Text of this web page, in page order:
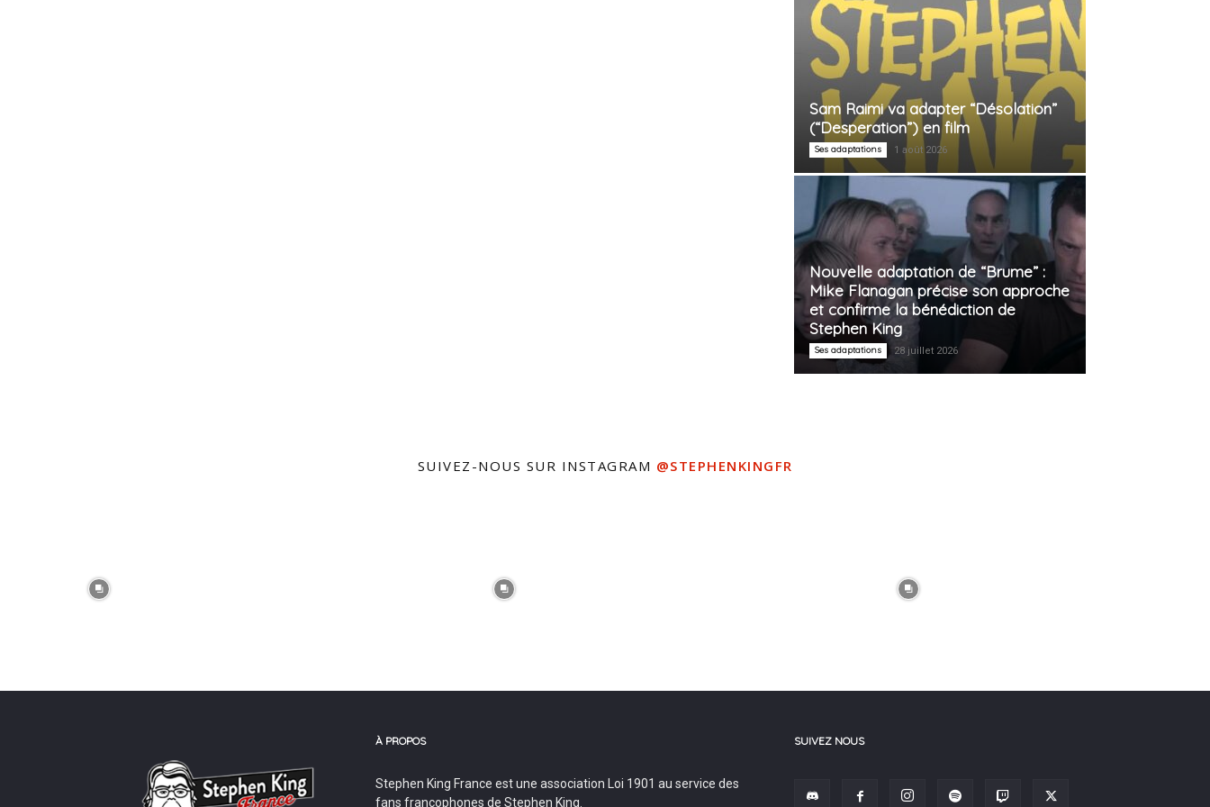
Sam Raimi va adapter “Désolation”
(“Desperation”) en film
Ses adaptations 1 août 2026
Nouvelle adaptation de “Brume” :
Mike Flanagan précise son approche
et confirme la bénédiction de
Stephen King
Ses adaptations 28 juillet 2026
SUIVEZ-NOUS SUR INSTAGRAM @STEPHENKINGFR
À PROPOS
Stephen King France est une association Loi 1901 au service des
fans francophones de Stephen King.
SUIVEZ NOUS